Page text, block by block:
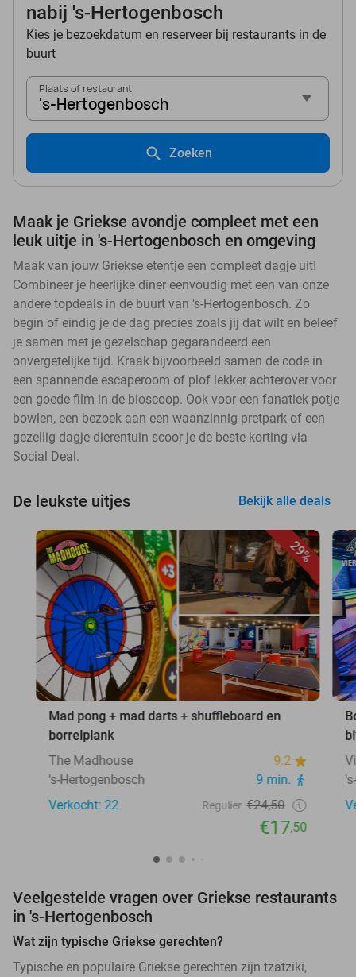
nabij 's-Hertogenbosch
Kies je bezoekdatum en reserveer bij restaurants in de
buurt
Plaats of restaurant
's-Hertogenbosch
Zoeken
Maak je Griekse avondje compleet met een
leuk uitje in 's-Hertogenbosch en omgeving
Maak van jouw Griekse etentje een compleet dagje uit!
Combineer je heerlijke diner eenvoudig met een van onze
andere topdeals in de buurt van 's-Hertogenbosch. Zo
begin of eindig je de dag precies zoals jij dat wilt en beleef
je samen met je gezelschap gegarandeerd een
onvergetelijke tijd. Kraak bijvoorbeeld samen de code in
een spannende escaperoom of plof lekker achterover voor
een goede film in de bioscoop. Ook voor een fanatiek potje
bowlen, een bezoek aan een waanzinnig pretpark of een
gezellig dagje dierentuin scoor je de beste korting via
Social Deal.
De leukste uitjes Bekijk alle deals
29%
Mad pong + mad darts + shuffleboard en
borrelplank
The Madhouse
9.2
's-Hertogenbosch
9 min.
Verkocht: 22
Regulier €24,50
€17,50
Veelgestelde vragen over Griekse restaurants
in 's-Hertogenbosch
Wat zijn typische Griekse gerechten?
Typische en populaire Griekse gerechten zijn tzatziki,